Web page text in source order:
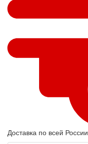
Доставка по всей России